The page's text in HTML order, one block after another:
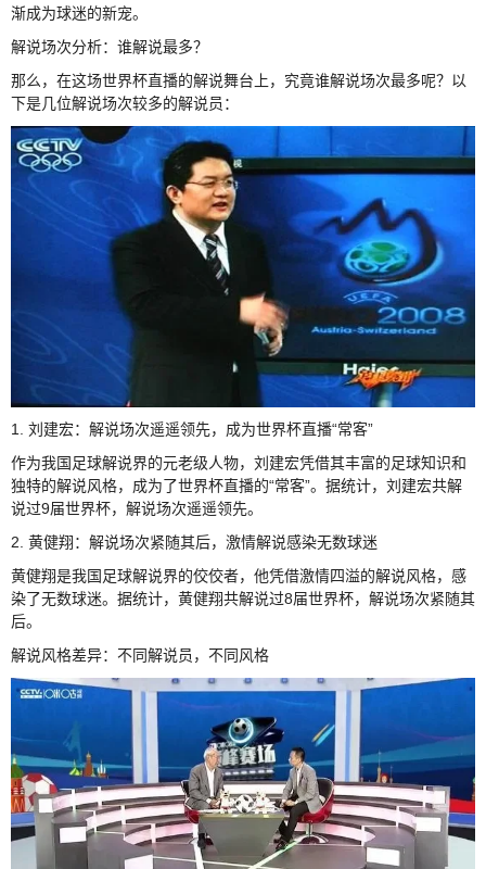
渐成为球迷的新宠。
解说场次分析：谁解说最多？
那么，在这场世界杯直播的解说舞台上，究竟谁解说场次最多呢？以
下是几位解说场次较多的解说员：
1. 刘建宏：解说场次遥遥领先，成为世界杯直播“常客”
作为我国足球解说界的元老级人物，刘建宏凭借其丰富的足球知识和
独特的解说风格，成为了世界杯直播的“常客”。据统计，刘建宏共解
说过9届世界杯，解说场次遥遥领先。
2. 黄健翔：解说场次紧随其后，激情解说感染无数球迷
黄健翔是我国足球解说界的佼佼者，他凭借激情四溢的解说风格，感
染了无数球迷。据统计，黄健翔共解说过8届世界杯，解说场次紧随其
后。
解说风格差异：不同解说员，不同风格